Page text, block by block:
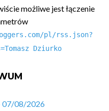
możliwe jest łączenie
pl/rss.json?
Dziurko
07/08/2026